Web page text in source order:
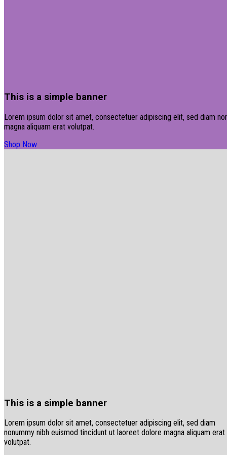
This is a simple banner
Lorem ipsum dolor sit amet, consectetuer adipiscing elit, sed diam
magna aliquam erat volutpat.
Shop Now
This is a simple banner
Lorem ipsum dolor sit amet, consectetuer adipiscing elit, sed diam
nonummy nibh euismod tincidunt ut laoreet dolore magna aliquam erat
volutpat.